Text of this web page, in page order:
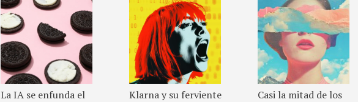
La IA se enfunda el
Klarna y su ferviente
Casi la mitad de los